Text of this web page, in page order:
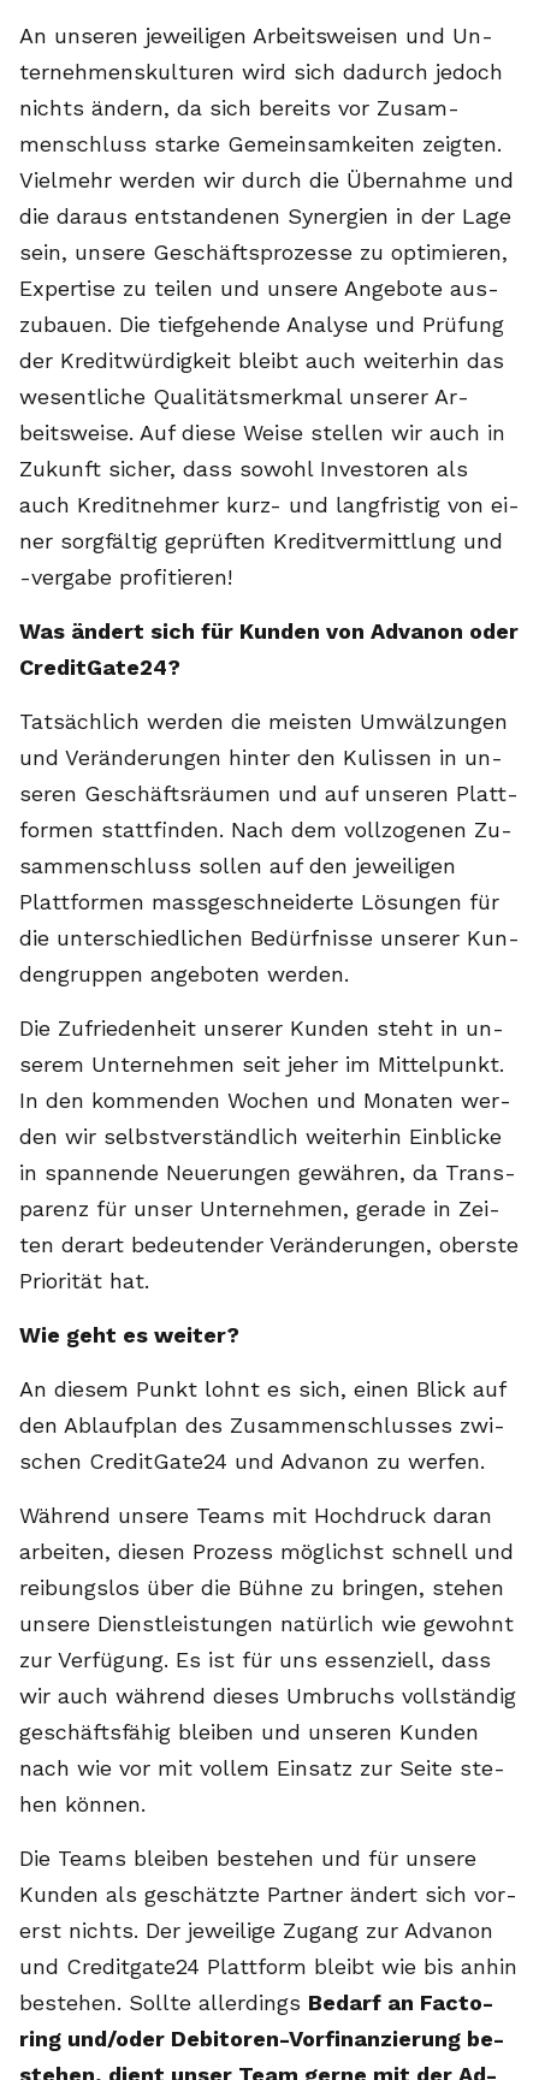
An un­se­ren je­wei­li­gen Ar­beits­wei­sen und Un­
ter­neh­mens­kul­tu­ren wird sich da­durch je­doch
nichts än­dern, da sich be­reits vor Zu­sam­
menschluss star­ke Ge­mein­sam­kei­ten zeig­ten.
Viel­mehr wer­den wir durch die Über­nah­me und
die dar­aus ent­stan­de­nen Syn­er­gi­en in der La­ge
sein, un­se­re Ge­schäftspro­zes­se zu op­ti­mie­ren,
Ex­per­ti­se zu tei­len und un­se­re An­ge­bo­te aus­
zu­bau­en. Die tief­ge­hen­de Ana­ly­se und Prü­fung
der Kre­dit­wür­dig­keit bleibt auch wei­ter­hin das
we­sent­li­che Qua­li­täts­merk­mal un­se­rer Ar­
beits­wei­se. Auf die­se Wei­se stel­len wir auch in
Zu­kunft si­cher, dass so­wohl In­ves­to­ren als
auch Kre­dit­neh­mer kurz- und lang­fris­tig von ei­
ner sorg­fäl­tig ge­prüf­ten Kre­dit­ver­mitt­lung und
-ver­ga­be pro­fi­tie­ren!
Was än­dert sich für Kun­den von Ad­va­non oder
Cre­dit­Ga­te24?
Tat­säch­lich wer­den die meis­ten Um­wäl­zun­gen
und Ver­än­de­run­gen hin­ter den Ku­lis­sen in un­
se­ren Ge­schäfts­räu­men und auf un­se­ren Platt­
for­men statt­fin­den. Nach dem voll­zo­ge­nen Zu­
sam­menschluss sol­len auf den je­wei­li­gen
Platt­for­men mass­ge­schnei­der­te Lö­sun­gen für
die un­ter­schied­li­chen Be­dürf­nis­se un­se­rer Kun­
den­grup­pen an­ge­bo­ten wer­den.
Die Zu­frie­den­heit un­se­rer Kun­den steht in un­
se­rem Un­ter­neh­men seit je­her im Mit­tel­punkt.
In den kom­men­den Wo­chen und Mo­na­ten wer­
den wir selbst­ver­ständ­lich wei­ter­hin Ein­bli­cke
in span­nen­de Neue­run­gen ge­wäh­ren, da Trans­
pa­renz für un­ser Un­ter­neh­men, ge­ra­de in Zei­
ten der­art be­deu­ten­der Ver­än­de­run­gen, obers­te
Prio­ri­tät hat.
Wie geht es wei­ter?
An die­sem Punkt lohnt es sich, einen Blick auf
den Ab­lauf­plan des Zu­sam­menschlus­ses zwi­
schen Cre­dit­Ga­te24 und Ad­va­non zu wer­fen.
Wäh­rend un­se­re Teams mit Hoch­druck dar­an
ar­bei­ten, die­sen Pro­zess mög­lichst schnell und
rei­bungs­los über die Büh­ne zu brin­gen, ste­hen
un­se­re Dienst­leis­tun­gen na­tür­lich wie ge­wohnt
zur Ver­fü­gung. Es ist für uns es­sen­zi­ell, dass
wir auch wäh­rend die­ses Um­bruchs voll­stän­dig
ge­schäfts­fä­hig blei­ben und un­se­ren Kun­den
nach wie vor mit vol­lem Ein­satz zur Sei­te ste­
hen kön­nen.
Die Teams blei­ben be­ste­hen und für un­se­re
Kun­den als ge­schätz­te Part­ner än­dert sich vor­
erst nichts. Der je­wei­li­ge Zu­gang zur Ad­va­non
und Cre­dit­ga­te24 Platt­form bleibt wie bis an­hin
be­ste­hen. Soll­te al­ler­dings Be­darf an Fac­to­
ring und/oder De­bi­to­ren-Vor­fi­nan­zie­rung be­
ste­hen, dient un­ser Team ger­ne mit der Ad­